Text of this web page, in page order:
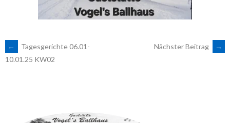
ARTIKEL-
←
Tagesgerichte 06.01-
10.01.25 KW02
Nächster Beitrag →